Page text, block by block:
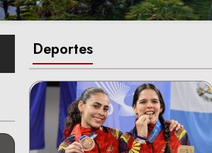
Deportes